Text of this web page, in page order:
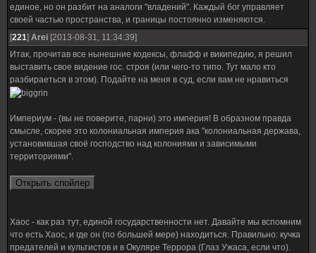
единое, но он разбит на аналоги "владений". Каждый бог управляет
своей частью пространства, и границы постоянно изменяются.
[221] Arei [2013-08-31, 11:34:39]
Итак, прочитав все нынешние кодексы, флафф и википедию, я решил
выставить свое видение гос. строя (или чего-то типо. Тут мало кто
разбираеться в этом). Подайте на меня в суд, если вам не нравиться
Империум - (вы не поверите, парни) это империя! В образном правда
смысле, скорее это колониальная империя ака "колониальная держава,
установившая своё господство над колониями и зависимыми
территориями".
Хаос - как раз тут, единой государственности нет. Давайте мы вспомним
что есть Хаос, и где он (по большей мере) находиться. Правильно: кучка
предателей и культистов и в Окуляре Террора (Глаз Ужаса, если что).